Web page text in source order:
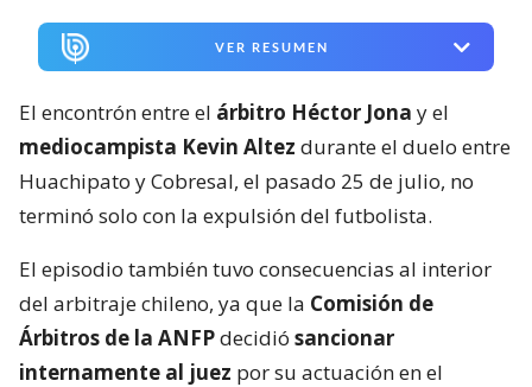
VER RESUMEN
El encontrón entre el árbitro Héctor Jona y el
mediocampista Kevin Altez durante el duelo entre
Huachipato y Cobresal, el pasado 25 de julio, no
terminó solo con la expulsión del futbolista.
El episodio también tuvo consecuencias al interior
del arbitraje chileno, ya que la Comisión de
Árbitros de la ANFPdecidió sancionar
internamente al juez por su actuación en el